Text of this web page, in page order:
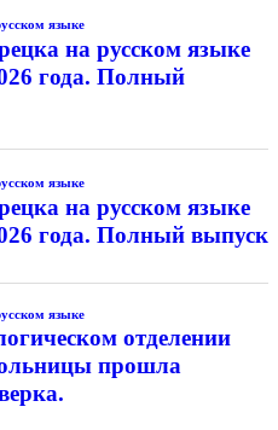
языке
на русском языке
года. Полный
языке
на русском языке
года. Полный выпуск
языке
отделении
прошла